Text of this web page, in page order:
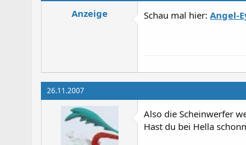
Anzeige Schau mal hier: Angel-
26.11.2007
Also die Scheinwerfer
Hast du bei Hella